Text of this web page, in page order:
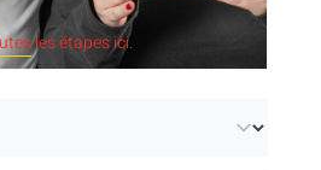
embossé ou gravé au laser
les étapes ici.